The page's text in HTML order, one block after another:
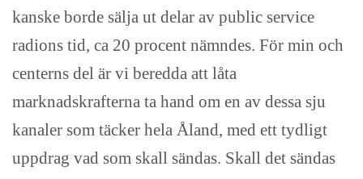
kanske borde sälja ut delar av public service
radions tid, ca 20 procent nämndes. För min och
centerns del är vi beredda att låta
marknadskrafterna ta hand om en av dessa sju
kanaler som täcker hela Åland, med ett tydligt
uppdrag vad som skall sändas. Skall det sändas